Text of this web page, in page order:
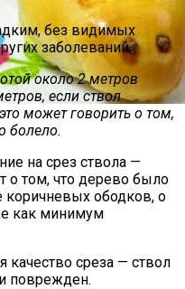
Сажать Для Удачи,
У Тебя Не Должно
«Поросята»
без видимых
заболеваний.
около 2 метров
если ствол
может говорить о том,
болело.
на срез ствола —
о том, что дерево было
коричневых ободков, о
как минимум
среза — ствол
поврежден.